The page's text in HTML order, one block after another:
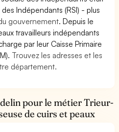
Indépendants (RSI) - plus
gouvernement. Depuis le
travailleurs indépendants
par leur Caisse Primaire
Trouvez les adresses et les
département.
pour le métier Trieur-
de cuirs et peaux